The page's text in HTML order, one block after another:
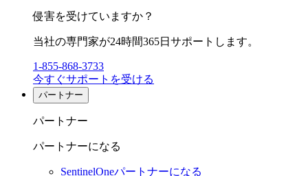
侵害を受けていますか？
当社の専門家が24時間365日サポートします。
1-855-868-3733
今すぐサポートを受ける
パートナー
パートナー
パートナーになる
SentinelOneパートナーになる